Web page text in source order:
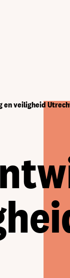
en veiligheid